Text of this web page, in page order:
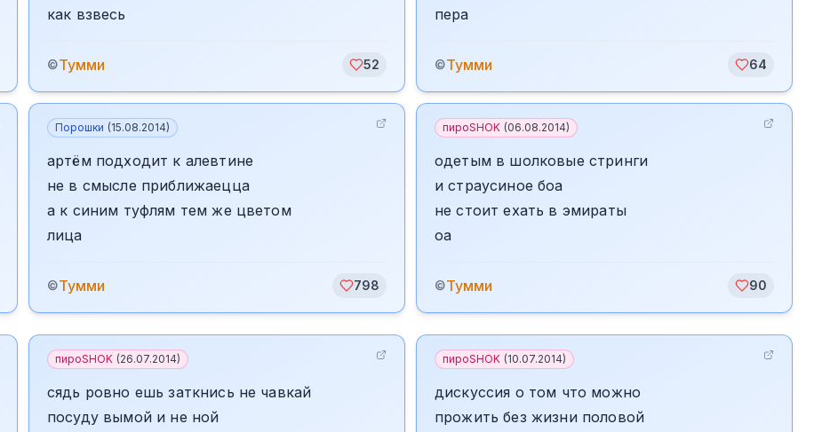
как взвесь
©Тумми 52
пера
©Тумми 64
Порошки (15.08.2014)
артём подходит к алевтине
не в смысле приближаецца
а к синим туфлям тем же цветом
лица
©Тумми 798
пироSHOK (06.08.2014)
одетым в шолковые стринги
и страусиное боа
не стоит ехать в эмираты
оа
©Тумми 90
пироSHOK (26.07.2014)
сядь ровно ешь заткнись не чавкай
посуду вымой и не ной
пироSHOK (10.07.2014)
дискуссия о том что можно
прожить без жизни половой